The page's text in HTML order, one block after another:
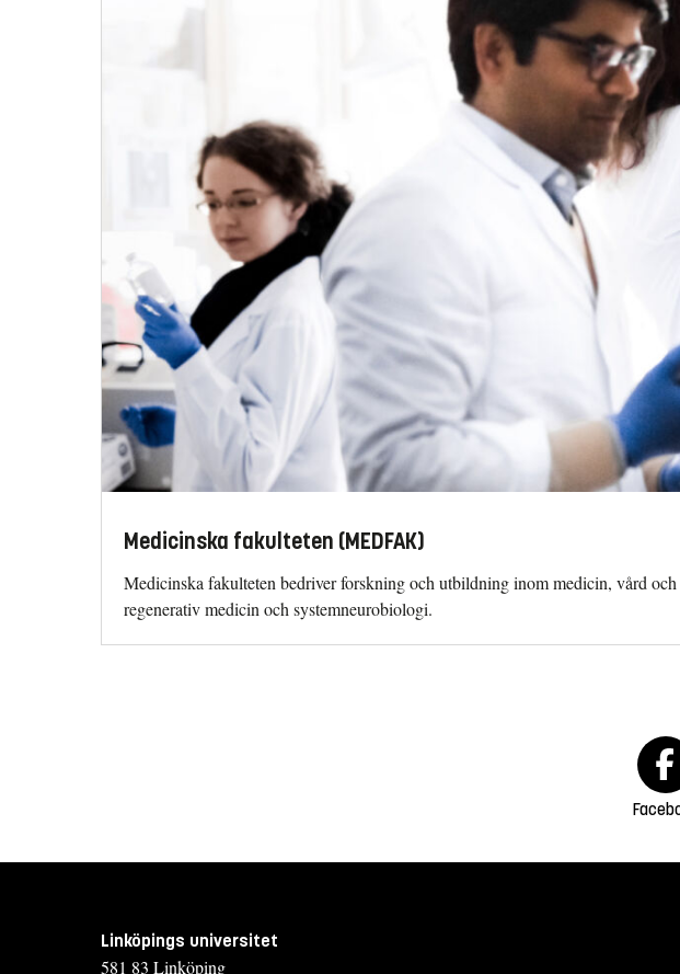
Medicinska fakulteten (MEDFAK)
Medicinska fakulteten bedriver forsk­ning och utbildning inom medicin, vård
regenerativ medicin och systemneurobiologi.
Linköpings universitet
581 83 Linköping